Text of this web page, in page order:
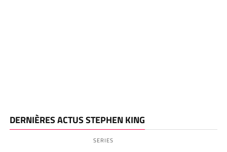
DERNIÈRES ACTUS STEPHEN KING
SERIES